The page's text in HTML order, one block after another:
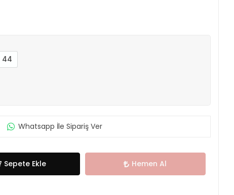
44
Whatsapp İle Sipariş Ver
Sepete Ekle Hemen Al